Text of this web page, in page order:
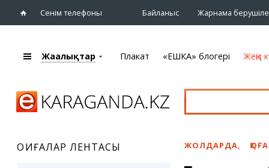
Сенім телефоны Байланыс Жарнама
Жаңалықтары
Плакат
Театрлар
Жаңалықтар Плакат «ЕШКА» блогері Жеңіс
ОҚИҒАЛАР ЛЕНТАСЫ ЖОЛДАРДА,